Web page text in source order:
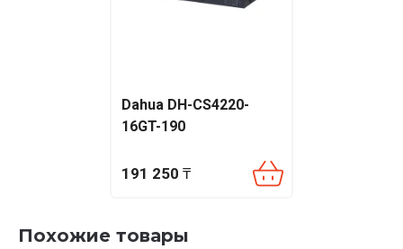
обнаружение посторонних AP
Dahua DH-CS4220-
16GT-190
191 250 ₸
Похожие товары